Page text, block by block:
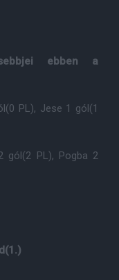
ebben a
PL), Jese 1 gól(1
gól(2 PL), Pogba 2